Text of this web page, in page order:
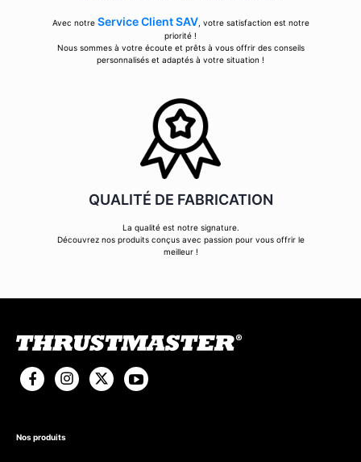
Avec notre Service Client SAV, votre satisfaction est notre
priorité !
Nous sommes à votre écoute et prêts à vous offrir des conseils
personnalisés et adaptés à votre situation !
QUALITÉ DE FABRICATION
La qualité est notre signature.
Découvrez nos produits conçus avec passion pour vous offrir le
meilleur !
Nos produits